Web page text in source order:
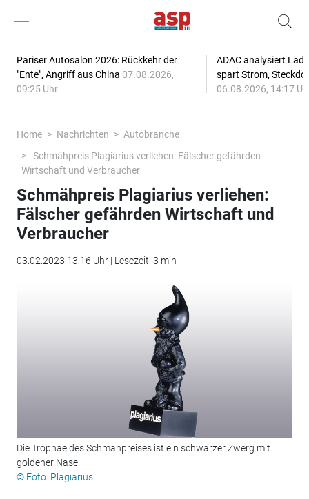
Pariser Autosalon 2026: Rückkehr der
"Ente", Angriff aus China 07.08.2026,
09:25 Uhr
ADAC analysiert
spart Strom,
06.08.2026, 14:17
Home Nachrichten
Autobranche
Schmähpreis Plagiarius verliehen: Fälscher gefährden
Wirtschaft und Verbraucher
Schmähpreis Plagiarius verliehen:
Fälscher gefährden Wirtschaft und
Verbraucher
03.02.2023 13:16 Uhr | Lesezeit: 3 min
Die Trophäe des Schmähpreises ist ein schwarzer Zwerg mit
goldener Nase.
© Foto: Plagiarius